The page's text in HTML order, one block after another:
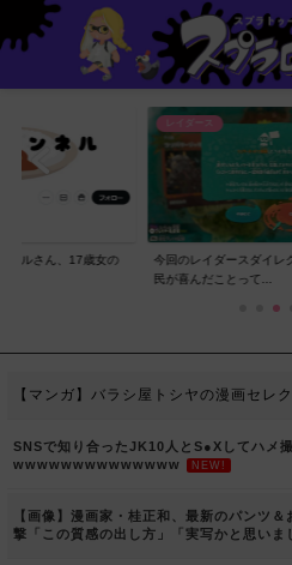
ネルさん、17歳女の
レイダース
今回のレイダースダイレ
民が喜んだことって...
【マンガ】バラシ屋トシヤの漫画セレ
SNSで知り合ったJK10人とS●Xしてハメ
wwwwwwwwwwwwww
NEW!
【画像】漫画家・桂正和、最新のパンツ
撃「この質感の出し方」「実写かと思いま